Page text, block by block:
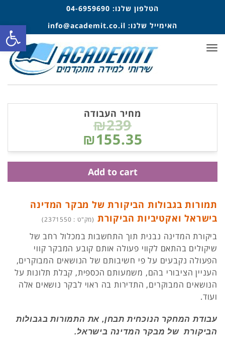
הטלפון שלנו: 04-6959690
האימייל שלנו: info@academit.co.il
תפריט
תמורות בגבולות הביקורת של מבקר המדינה
בישראל ואקטיביות הביקורת (מק"ט : 2371550)
ביקורת המדינה נבנית תוך התחשבות במכלול רחב של
שיקולים בהתאם לקווי פעולה אותם קובע המבקר קווי
הפעולה נקבעים על פי חשיבותם של הנושאים המבוקרים,
העניין הציבורי בהם, משמעותם הכספית, קבלת תלונות על
הנושאים המבוקרים, התדירות בה ראוי לבקר נושאים אלה
ועוד.
עבודת המחקר הנוכחית תבחן, את התמורות בגבולות
הביקורת של מבקר המדינה בישראל.
מחיר העבודה
₪239
₪155.35
Add to cart
פתח